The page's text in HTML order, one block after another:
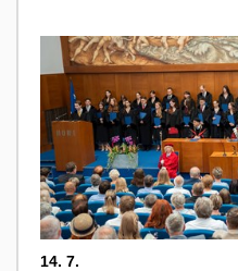
14. 7.